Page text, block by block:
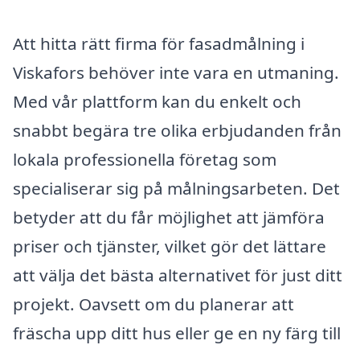
Att hitta rätt firma för fasadmålning i
Viskafors behöver inte vara en utmaning.
Med vår plattform kan du enkelt och
snabbt begära tre olika erbjudanden från
lokala professionella företag som
specialiserar sig på målningsarbeten. Det
betyder att du får möjlighet att jämföra
priser och tjänster, vilket gör det lättare
att välja det bästa alternativet för just ditt
projekt. Oavsett om du planerar att
fräscha upp ditt hus eller ge en ny färg till